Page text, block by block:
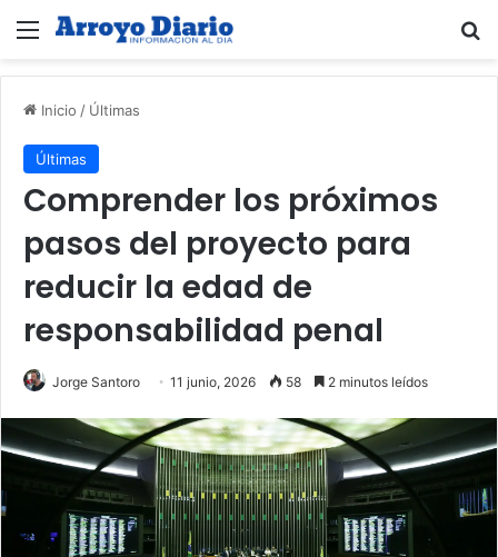
Menú
Inicio / Últimas
Últimas
Comprender los próximos
pasos del proyecto para
reducir la edad de
responsabilidad penal
Jorge Santoro 11 junio, 2026 58 2 minutos leídos